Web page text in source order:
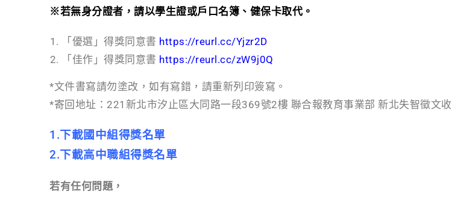
※若無身分證者，請以學生證或戶口名簿、健保卡取代。
「優選」得獎同意書 https://reurl.cc/Yjzr2D
「佳作」得獎同意書 https://reurl.cc/zW9j0Q
*文件書寫請勿塗改，如有寫錯，請重新列印簽寫。
*寄回地址：221新北市汐止區大同路一段369號2樓 聯合報教育事業部 新北失智徵文收
1.下載國中組得獎名單
2.下載高中職組得獎名單
若有任何問題，